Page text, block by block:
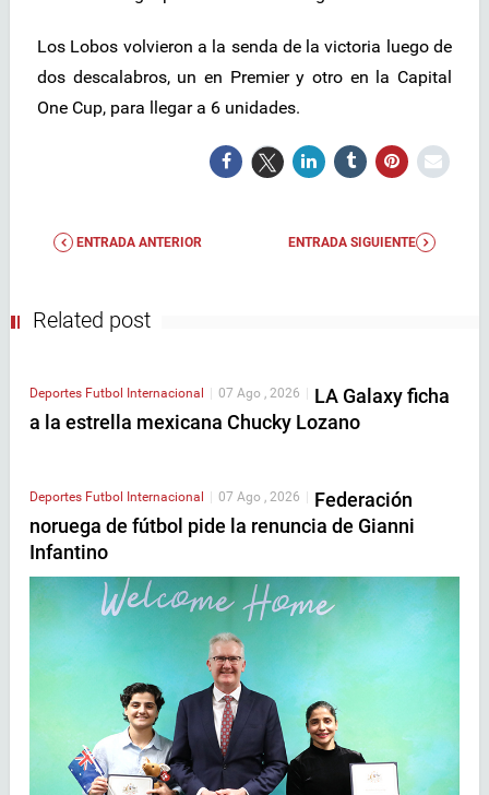
Los Lobos volvieron a la senda de la victoria luego de
dos descalabros, un en Premier y otro en la Capital
One Cup, para llegar a 6 unidades.
ENTRADA ANTERIOR ENTRADA SIGUIENTE
Related post
Deportes Futbol Internacional 07 Ago , 2026
LA Galaxy ficha
a la estrella mexicana Chucky Lozano
Deportes Futbol Internacional | 07 Ago , 2026 | Federación
noruega de fútbol pide la renuncia de Gianni
Infantino